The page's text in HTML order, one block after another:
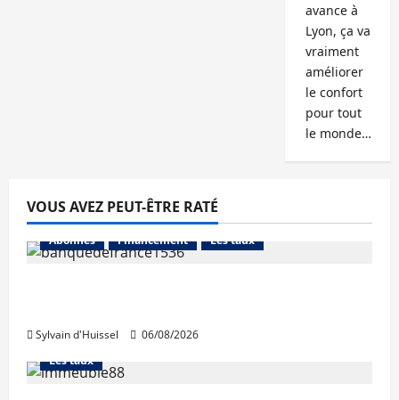
avance à
Lyon, ça va
vraiment
améliorer
le confort
pour tout
le monde…
VOUS AVEZ PEUT-ÊTRE RATÉ
Abonnés Financement Les taux
Sylvain d'Huissel 06/08/2026
Abonnés Financement
Les taux